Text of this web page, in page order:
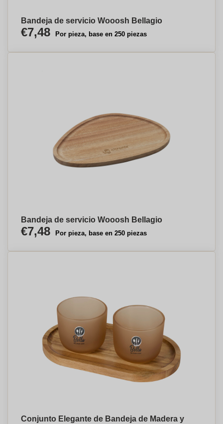
Bandeja de servicio Wooosh Bellagio
€7,48 Por pieza, base en 250 piezas
Bandeja de servicio Wooosh Bellagio
€7,48 Por pieza, base en 250 piezas
Conjunto Elegante de Bandeja de Madera y